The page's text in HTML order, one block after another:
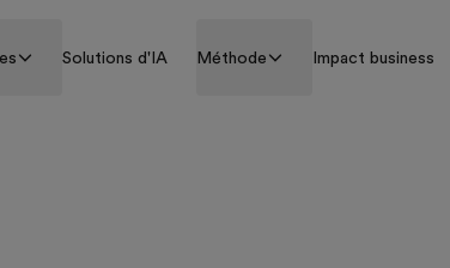
Solutions d'IA Méthode Impact business